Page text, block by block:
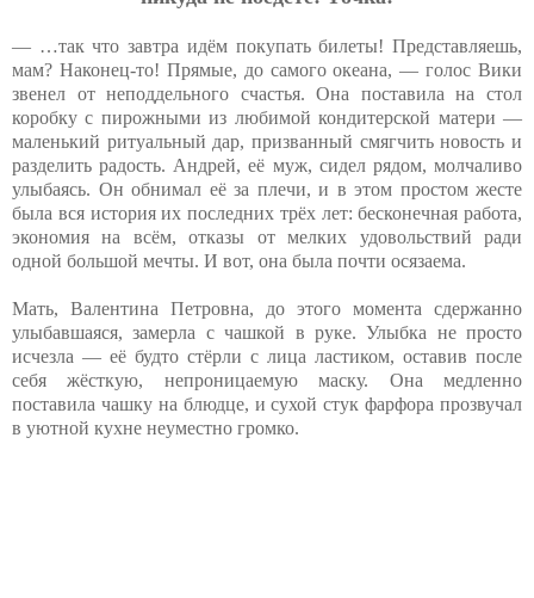
— …так что завтра идём покупать билеты! Представляешь,
мам? Наконец-то! Прямые, до самого океана, — голос Вики
звенел от неподдельного счастья. Она поставила на стол
коробку с пирожными из любимой кондитерской матери —
маленький ритуальный дар, призванный смягчить новость и
разделить радость. Андрей, её муж, сидел рядом, молчаливо
улыбаясь. Он обнимал её за плечи, и в этом простом жесте
была вся история их последних трёх лет: бесконечная работа,
экономия на всём, отказы от мелких удовольствий ради
одной большой мечты. И вот, она была почти осязаема.
Мать, Валентина Петровна, до этого момента сдержанно
улыбавшаяся, замерла с чашкой в руке. Улыбка не просто
исчезла — её будто стёрли с лица ластиком, оставив после
себя жёсткую, непроницаемую маску. Она медленно
поставила чашку на блюдце, и сухой стук фарфора прозвучал
в уютной кухне неуместно громко.